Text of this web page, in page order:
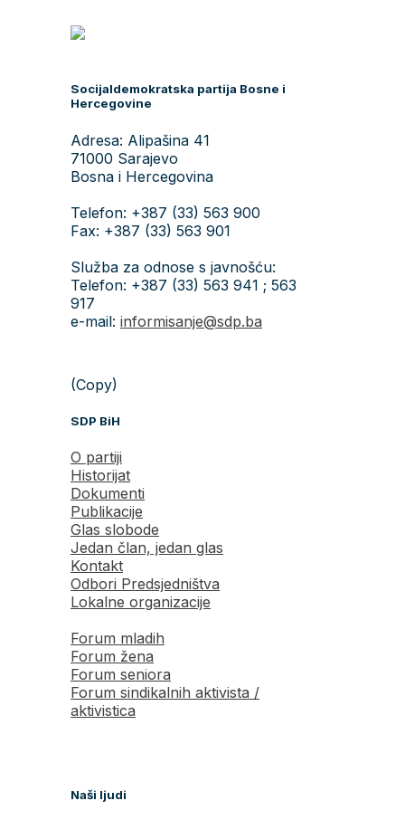
Socijaldemokratska partija Bosne i
Hercegovine
Adresa: Alipašina 41
71000 Sarajevo
Bosna i Hercegovina
Telefon: +387 (33) 563 900
Fax: +387 (33) 563 901
Služba za odnose s javnošću:
Telefon: +387 (33) 563 941 ; 563
917
e-mail: informisanje@sdp.ba
(Copy)
SDP BiH
O partiji
Historijat
Dokumenti
Publikacije
Glas slobode
Jedan član, jedan glas
Kontakt
Odbori Predsjedništva
Lokalne organizacije
Forum mladih
Forum žena
Forum seniora
Forum sindikalnih aktivista /
aktivistica
Naši ljudi